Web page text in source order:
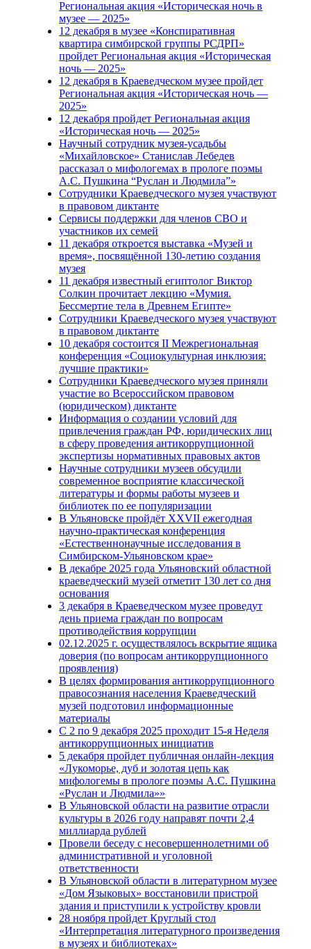
Региональная акция «Историческая ночь в
музее — 2025»
12 декабря в музее «Конспиративная
квартира симбирской группы РСДРП»
пройдет Региональная акция «Историческая
ночь — 2025»
12 декабря в Краеведческом музее пройдет
Региональная акция «Историческая ночь —
2025»
12 декабря пройдет Региональная акция
«Историческая ночь — 2025»
Научный сотрудник музея-усадьбы
«Михайловское» Станислав Лебедев
рассказал о мифологемах в прологе поэмы
А.С. Пушкина “Руслан и Людмила”»
Сотрудники Краеведческого музея участвуют
в правовом диктанте
Сервисы поддержки для членов СВО и
участников их семей
11 декабря откроется выставка «Музей и
время», посвящённой 130-летию создания
музея
11 декабря известный египтолог Виктор
Солкин прочитает лекцию «Мумия.
Бессмертие тела в Древнем Египте»
Сотрудники Краеведческого музея участвуют
в правовом диктанте
10 декабря состоится II Межрегиональная
конференция «Cоциокультурная инклюзия:
лучшие практики»
Сотрудники Краеведческого музея приняли
участие во Всероссийском правовом
(юридическом) диктанте
Информация о создании условий для
привлечения граждан РФ, юридических лиц
в сферу проведения антикоррупционной
экспертизы нормативных правовых актов
Научные сотрудники музеев обсудили
современное восприятие классической
литературы и формы работы музеев и
библиотек по ее популяризации
В Ульяновске пройдёт XXVII ежегодная
научно-практическая конференция
«Естественнонаучные исследования в
Симбирском-Ульяновском крае»
В декабре 2025 года Ульяновский областной
краеведческий музей отметит 130 лет со дня
основания
3 декабря в Краеведческом музее проведут
день приема граждан по вопросам
противодействия коррупции
02.12.2025 г. осуществлялось вскрытие ящика
доверия (по вопросам антикоррупционного
проявления)
В целях формирования антикоррупционного
правосознания населения Краеведческий
музей подготовил информационные
материалы
С 2 по 9 декабря 2025 проходит 15-я Неделя
антикоррупционных инициатив
5 декабря пройдет публичная онлайн-лекция
«Лукоморье, дуб и золотая цепь как
мифологемы в прологе поэмы А.С. Пушкина
«Руслан и Людмила»»
В Ульяновской области на развитие отрасли
культуры в 2026 году направят почти 2,4
миллиарда рублей
Провели беседу с несовершеннолетними об
административной и уголовной
ответственности
В Ульяновской области в литературном музее
«Дом Языковых» восстановили пристрой
здания и приступили к устройству кровли
28 ноября пройдет Круглый стол
«Интерпретация литературного произведения
в музеях и библиотеках»